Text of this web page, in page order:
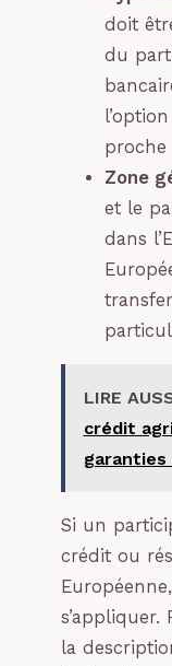
doit
du
proche
Zone
et le
dans
LIRE
crédit
garanties
Si un
crédit ou
s’appliquer.
la